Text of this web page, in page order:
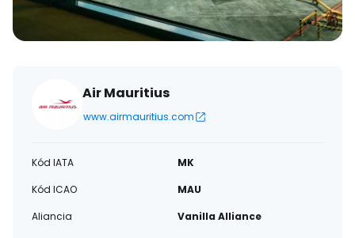
Air Mauritius
www.airmauritius.com
Kód IATA
MK
Kód ICAO
MAU
Aliancia
Vanilla Alliance